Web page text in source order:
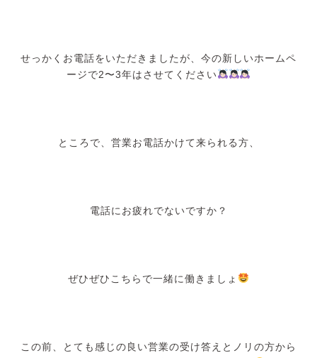
せっかくお電話をいただきましたが、今の新しいホームペ
ージで2〜3年はさせてください
ところで、営業お電話かけて来られる方、
電話にお疲れでないですか？
ぜひぜひこちらで一緒に働きましょ
この前、とても感じの良い営業の受け答えとノリの方から